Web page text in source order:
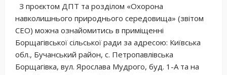
З проєктом ДПТ та розділом «Охорона
навколишнього природнього середовища» (звітом
СЕО) можна ознайомитись в приміщенні
Борщагівської сільської ради за адресою: Київська
обл., Бучанський район, с. Петропавлівська
Борщагівка, вул. Ярослава Мудрого, буд. 1-А та на